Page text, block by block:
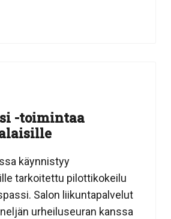
-toimintaa
käynnistyy
tarkoitettu pilottikokeilu
Salon liikuntapalvelut
urheiluseuran kanssa